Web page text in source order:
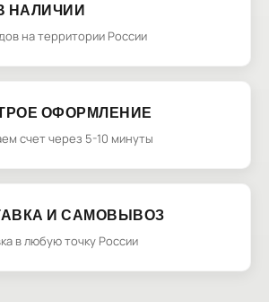
НАЛИЧИИ
на территории России
ОФОРМЛЕНИЕ
счет через 5-10 минуты
И САМОВЫВОЗ
в любую точку России